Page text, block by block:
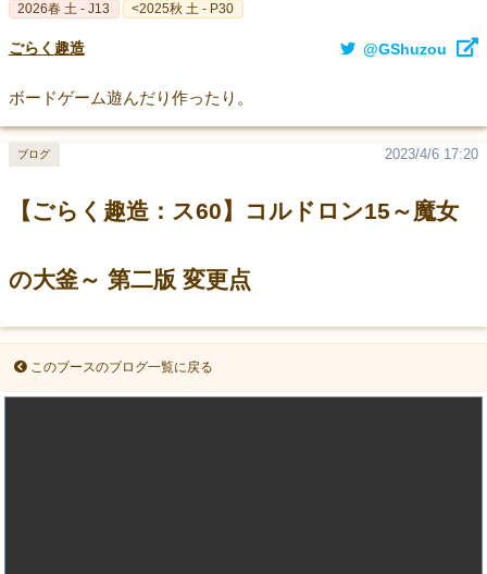
2026春 土 - J13 <2025秋 土 - P30
ごらく趣造 @GShuzou
ボードゲーム遊んだり作ったり。
【ごらく趣造：ス60】コルドロン15～魔女
の大釜～ 第二版 変更点
2023/4/6 17:20
ブログ
このブースのブログ一覧に戻る